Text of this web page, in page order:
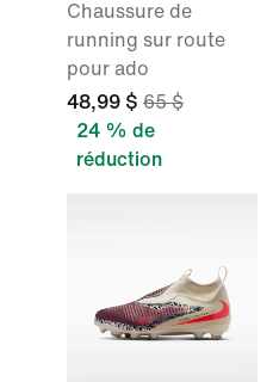
Chaussure de
running sur route
pour ado
48,99 $ 65 $
24 % de
réduction